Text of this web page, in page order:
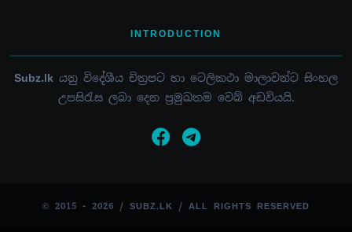
INTRODUCTION
Subz.lk යනු විදේශීය චිත්‍රපට හා ටෙලිකථා මාලාවන්ට සිංහල
උපසිරැස ලබා දෙන ප්‍රමුඛතම වෙබ් අඩවියයි.
© 2015 - 2026 / SUBZ.LK / ALL RIGHTS RESERVED